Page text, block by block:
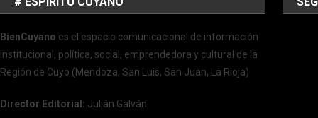
BienCuyano es el espacio comunicacional de información
institucional, política, social, emprendedora y cultural de la
Región de Cuyo (Mendoza, San Luis, San Juan, La Rioja)
Director Editorial: Julián Galván